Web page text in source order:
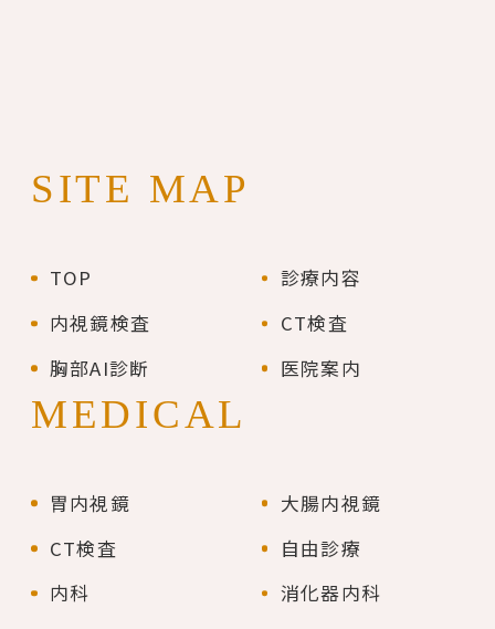
SITE MAP
TOP
診療内容
内視鏡検査
CT検査
胸部AI診断
医院案内
MEDICAL
胃内視鏡
大腸内視鏡
CT検査
自由診療
内科
消化器内科